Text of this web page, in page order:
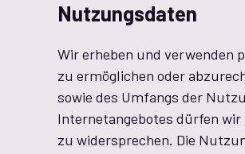
Nutzungsdaten
Wir erheben und verwenden
zu ermöglichen oder
sowie des Umfangs der
Internetangebotes dürfen wir
zu widersprechen. Die